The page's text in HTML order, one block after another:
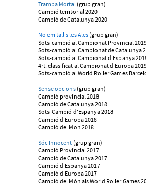
Trampa Mortal(grup gran)
Campió territorial 2020
Campió de Catalunya 2020
No em tallis les Ales (grup gran)
Sots-campió al Campionat Provincial
Sots-campió al Campionat de Catalunya
Sots-campió al Campionat d'Espanya
4rt. classificat al Campionat d'Europa
Sots-campió al World Roller Games
Sense opcions(grup gran)
Campió provincial 2018
Campió de Catalunya 2018
Sots-Campió d'Espanya 2018
Campió d'Europa 2018
Campió del Mon 2018
Sóc Innocent (grup gran)
Campió Provincial 2017
Campió de Catalunya 2017
Campió d'Espanya 2017
Campió d'Europa 2017
Campió del Món als World Roller Games